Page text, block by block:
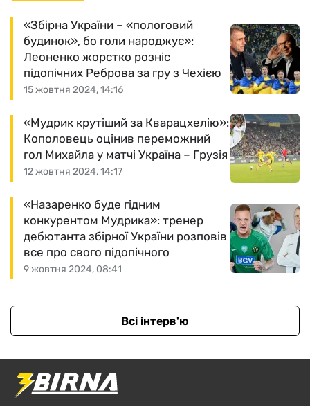
15 жовтня 2024, 14:16
«Збірна України – «пологовий
будинок», бо голи народжує»:
Леоненко жорстко розніс
підопічних Реброва за гру з Чехією
12 жовтня 2024, 14:17
«Мудрик крутіший за Кварацхелію»:
Кополовець оцінив переможний
гол Михайла у матчі Україна – Грузія
9 жовтня 2024, 08:41
«Назаренко буде гідним
конкурентом Мудрика»: тренер
дебютанта збірної України розповів
все про свого підопічного
Всі інтерв'ю